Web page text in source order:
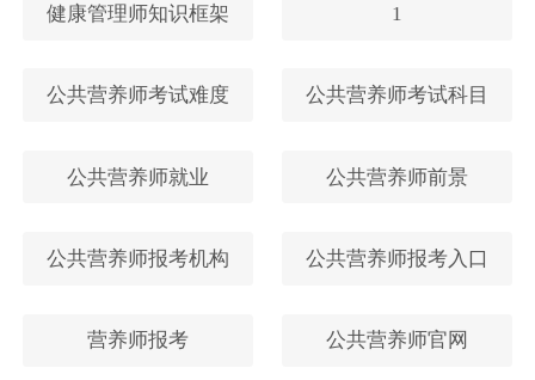
健康管理师知识框架 1
公共营养师考试难度 公共营养师考试科目
公共营养师就业 公共营养师前景
公共营养师报考机构 公共营养师报考入口
营养师报考 公共营养师官网